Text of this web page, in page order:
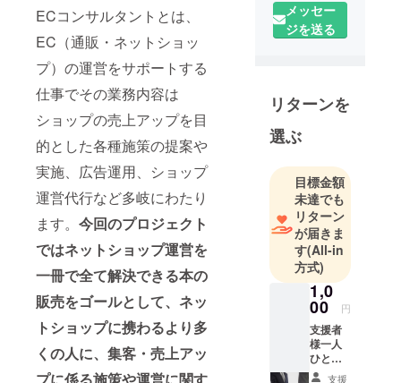
ECコンサルタントとは、
EC（通販・ネットショッ
プ）の運営をサポートする
仕事でその業務内容は
ショップの売上アップを目
的とした各種施策の提案や
実施、広告運用、ショップ
運営代行など多岐にわたり
ます。 今回のプロジェクト
ではネットショップ運営を
一冊で全て解決できる本の
販売をゴールとして、ネッ
トショップに携わるより多
くの人に、集客・売上アッ
率は9割を超
え、数多の
います。
全店舗様共
通で実践で
ら商品ジャ
ンル・シー
ズンごとに
行う対策、
キャンペー
ンを利用し
た戦略ま
で、ECモー
ルに関する
ノウハウの
全てをご提
メッセー
ジを送る
リターンを
選ぶ
目標金額
未達でも
リターン
が届きま
す(All-in
方式)
1,0
00 円
支援者
様一人
ひとり
に感謝
支援